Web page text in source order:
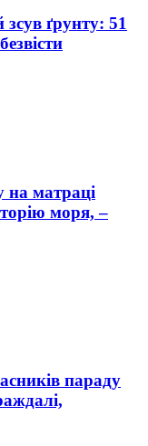
ґрунту: 51
на матраці
моря, –
параду